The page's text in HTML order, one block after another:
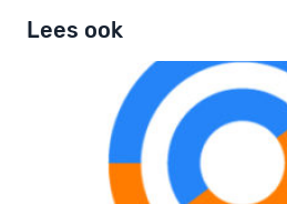
Lees ook